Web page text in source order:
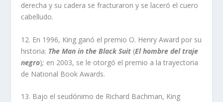
derecha y su cadera se fracturaron y se laceró el cuero
cabelludo.
12. En 1996, King ganó el premio O. Henry Award por su
historia: The Man in the Black Suit (El hombre del traje
negro); en 2003, se le otorgó el premio a la trayectoria
de National Book Awards.
13. Bajo el seudónimo de Richard Bachman, King